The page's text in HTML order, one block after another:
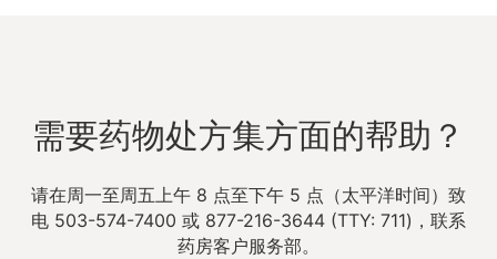
需要药物处方集方面的帮助？
请在周一至周五上午 8 点至下午 5 点（太平洋时间）致
电 503-574-7400 或 877-216-3644 (TTY: 711)，联系
药房客户服务部。